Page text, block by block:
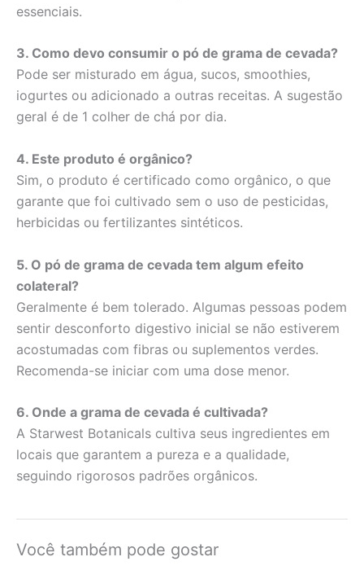
essenciais.
3. Como devo consumir o pó de grama de cevada?
Pode ser misturado em água, sucos, smoothies,
iogurtes ou adicionado a outras receitas. A sugestão
geral é de 1 colher de chá por dia.
4. Este produto é orgânico?
Sim, o produto é certificado como orgânico, o que
garante que foi cultivado sem o uso de pesticidas,
herbicidas ou fertilizantes sintéticos.
5. O pó de grama de cevada tem algum efeito
colateral?
Geralmente é bem tolerado. Algumas pessoas podem
sentir desconforto digestivo inicial se não estiverem
acostumadas com fibras ou suplementos verdes.
Recomenda-se iniciar com uma dose menor.
6. Onde a grama de cevada é cultivada?
A Starwest Botanicals cultiva seus ingredientes em
locais que garantem a pureza e a qualidade,
seguindo rigorosos padrões orgânicos.
Você também pode gostar